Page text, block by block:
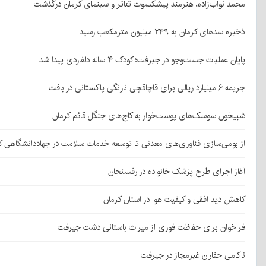
محمد نواب‌زاده، هنرمند پیشکسوت تئاتر و سینمای کرمان درگذشت
ذخیره سدهای کرمان به ۲۴۹ میلیون مترمکعب رسید
پایان عملیات جست‌وجو در جیرفت؛ کودک ۴ ساله دلفاردی پیدا شد
جریمه ۶ میلیارد ریالی برای قاچاقچی نارنگی پاکستانی در بافت
شبیخون سوسک‌های پوست‌خوار به کاج‌های جنگل قائم کرمان
از بومی‌سازی فناوری‌های معدنی تا توسعه خدمات سلامت در جهاددانشگاهی
آغاز اجرای طرح پزشک خانواده در رفسنجان
کاهش دید افقی و کیفیت هوا در استان کرمان
فراخوان برای حفاظت فوری از میراث باستانی دشت جیرفت
ناکامی حفاران غیرمجاز در جیرفت